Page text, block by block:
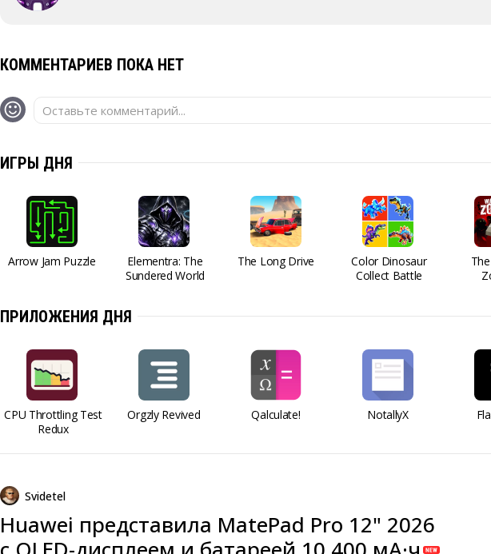
КОММЕНТАРИЕВ ПОКА НЕТ
Оставьте комментарий...
ИГРЫ ДНЯ
Arrow Jam Puzzle
Elementra: The
Sundered World
The Long Drive
Color Dinosaur
Collect Battle
ПРИЛОЖЕНИЯ ДНЯ
CPU Throttling Test
Redux
Orgzly Revived Qalculate! NotallyX
Svidetel
Huawei представила MatePad Pro 12" 2026